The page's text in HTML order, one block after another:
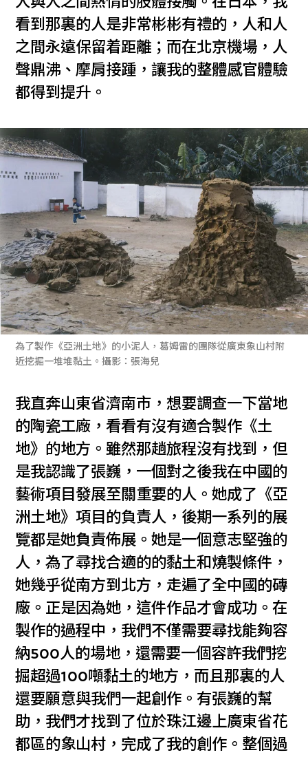
看到那裏的人是非常彬彬有禮的，人和人
之間永遠保留着距離；而在北京機場，人
聲鼎沸、摩肩接踵，讓我的整體感官體驗
都得到提升。
為了製作《亞洲土地》的小泥人，葛姆雷的團隊從廣東象山村附
近挖掘一堆堆黏土。攝影：張海兒
我直奔山東省濟南市，想要調查一下當地
的陶瓷工廠，看看有沒有適合製作《土
地》的地方。雖然那趟旅程沒有找到，但
是我認識了張巍，一個對之後我在中國的
藝術項目發展至關重要的人。她成了《亞
洲土地》項目的負責人，後期一系列的展
覽都是她負責佈展。她是一個意志堅強的
人，為了尋找合適的的黏土和燒製條件，
她幾乎從南方到北方，走遍了全中國的磚
廠。正是因為她，這件作品才會成功。在
製作的過程中，我們不僅需要尋找能夠容
納500人的場地，還需要一個容許我們挖
掘超過100噸黏土的地方，而且那裏的人
還要願意與我們一起創作。有張巍的幫
助，我們才找到了位於珠江邊上廣東省花
都區的象山村，完成了我的創作。整個過